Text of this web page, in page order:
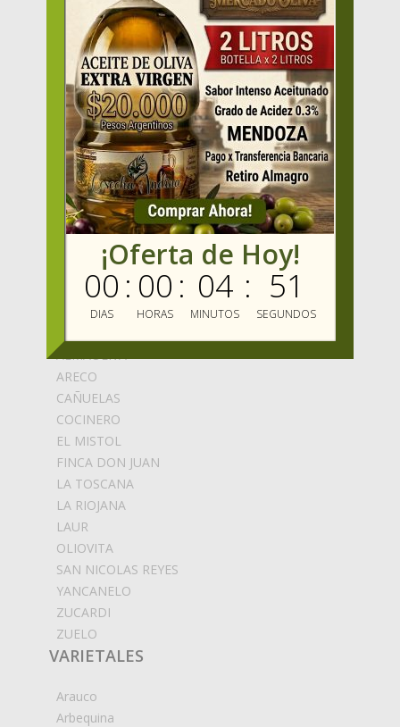
MENU
HOME
PRODUCTOS
OFERTAS
VENDER
MAYORISTAS
Mercado Oliva TV
MIS FAVORITOS
MERCADO OLIVA
ENVIOS GRATIS
MARCAS
ABEDUL
ALMAOLIVA
ARECO
CAÑUELAS
COCINERO
EL MISTOL
FINCA DON JUAN
LA TOSCANA
LA RIOJANA
LAUR
OLIOVITA
SAN NICOLAS REYES
YANCANELO
ZUCARDI
ZUELO
VARIETALES
Arauco
Arbequina
¡Oferta de Hoy!
00
DIAS
: 00
HORAS
: 04
MINUTOS
: 51
SEGUNDOS